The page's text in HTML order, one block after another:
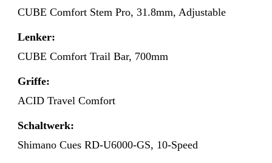
CUBE Comfort Stem Pro, 31.8mm, Adjustable
Lenker:
CUBE Comfort Trail Bar, 700mm
Griffe:
ACID Travel Comfort
Schaltwerk:
Shimano Cues RD-U6000-GS, 10-Speed